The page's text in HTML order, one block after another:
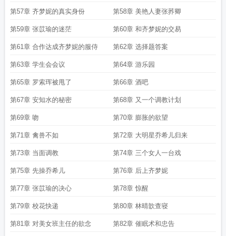
第57章 齐梦妮的真实身份 第58章 美艳人妻张荞卿
第59章 张苡瑜的迷茫 第60章 和齐梦妮的交易
第61章 合作达成齐梦妮的服侍 第62章 选择题答案
第63章 学生会会议 第64章 游乐园
第65章 罗索珲被甩了 第66章 酒吧
第67章 安知水的秘密 第68章 又一个调教计划
第69章 吻 第70章 膨胀的欲望
第71章 禽兽不如 第72章 大明星乔希儿归来
第73章 当面调教 第74章 三个女人一台戏
第75章 先操乔希儿 第76章 后上齐梦妮
第77章 张苡瑜的决心 第78章 惊醒
第79章 校花快递 第80章 林晴歆查寝
第81章 对美女班主任的欲念 第82章 催眠术和忠告